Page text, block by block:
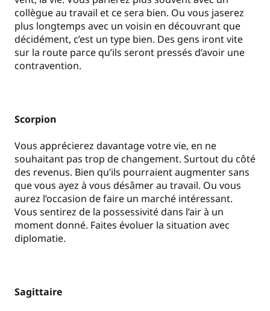
collègue au travail et ce sera bien. Ou vous jaserez
plus longtemps avec un voisin en découvrant que
décidément, c’est un type bien. Des gens iront vite
sur la route parce qu’ils seront pressés d’avoir une
contravention.
Scorpion
Vous apprécierez davantage votre vie, en ne
souhaitant pas trop de changement. Surtout du côté
des revenus. Bien qu’ils pourraient augmenter sans
que vous ayez à vous désâmer au travail. Ou vous
aurez l’occasion de faire un marché intéressant.
Vous sentirez de la possessivité dans l’air à un
moment donné. Faites évoluer la situation avec
diplomatie.
Sagittaire